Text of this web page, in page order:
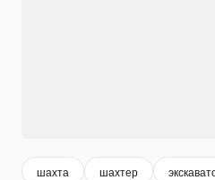
шахта шахтер